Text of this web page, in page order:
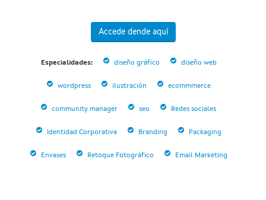
Accede dende aquí
Especialidades: diseño gráfico diseño web
wordpress ilustración ecommmerce
community manager seo Redes sociales
Identidad Corporativa Branding Packaging
Envases Retoque Fotográfico Email Marketing